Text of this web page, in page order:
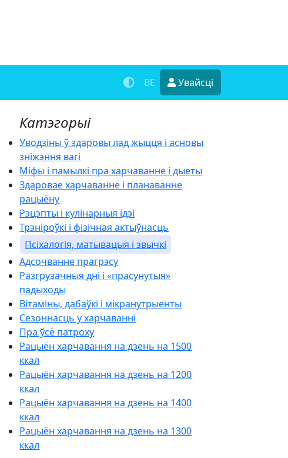
BE Увайсці
Катэгорыі
Уводзіны ў здаровы лад жыцця і асновы
зніжэння вагі
Міфы і памылкі пра харчаванне і дыеты
Здаровае харчаванне і планаванне
рацыёну
Рэцэпты і кулінарныя ідэі
Трэніроўкі і фізічная актыўнасць
Псіхалогія, матывацыя і звычкі
Адсочванне прагрэсу
Разгрузачныя дні і «прасунутыя»
падыходы
Вітаміны, дабаўкі і мікранутрыенты
Сезоннасць у харчаванні
Пра ўсё патроху
Рацыён харчавання на дзень на 1500
ккал
Рацыён харчавання на дзень на 1200
ккал
Рацыён харчавання на дзень на 1400
ккал
Рацыён харчавання на дзень на 1300
ккал